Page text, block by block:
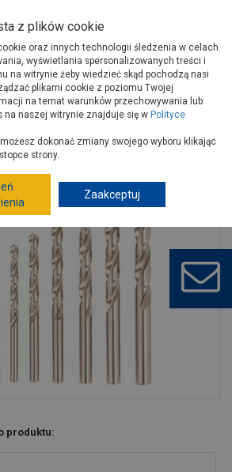
Elektronarzędzia, osprzęt
Wiertła, dłuta
do metalu HSS 1-10 mm 10 elementów
produktu:
z plików cookie
oraz innych technologii śledzenia w celach
wyświetlania spersonalizowanych treści i
na witrynie żeby wiedzieć skąd pochodzą nasi
plikami cookie z poziomu Twojej
na temat warunków przechowywania lub
na naszej witrynie znajduje się w Polityce
dokonać zmiany swojego wyboru klikając
strony.
Zaakceptuj